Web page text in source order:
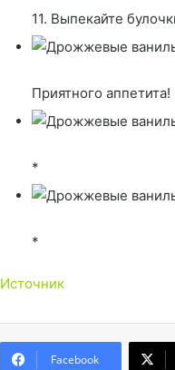
11. Выпекайте
Приятного аппетита!
*
*
Источник
Facebook